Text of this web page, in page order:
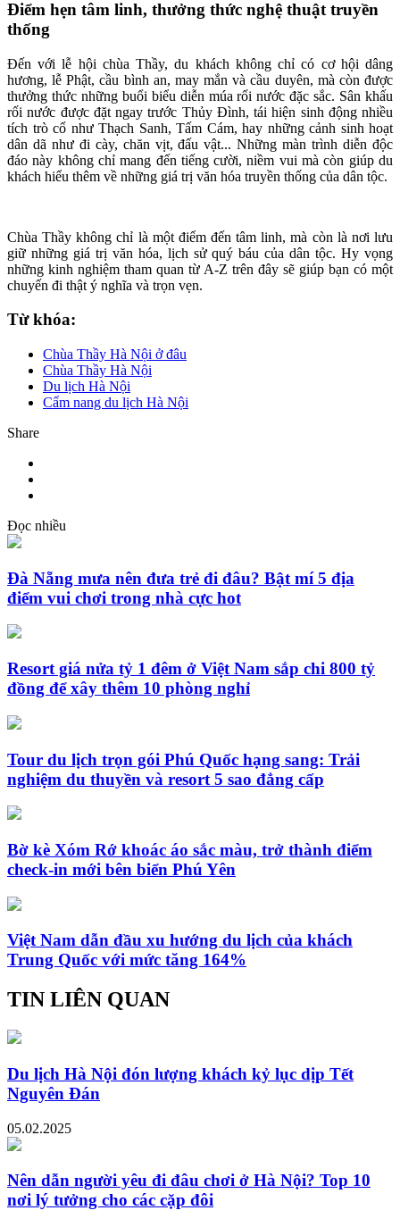
Điểm hẹn tâm linh, thưởng thức nghệ thuật truyền
thống
Đến với lễ hội chùa Thầy, du khách không chỉ có cơ hội dâng
hương, lễ Phật, cầu bình an, may mắn và cầu duyên, mà còn được
thưởng thức những buổi biểu diễn múa rối nước đặc sắc. Sân khấu
rối nước được đặt ngay trước Thủy Đình, tái hiện sinh động nhiều
tích trò cổ như Thạch Sanh, Tấm Cám, hay những cảnh sinh hoạt
dân dã như đi cày, chăn vịt, đấu vật... Những màn trình diễn độc
đáo này không chỉ mang đến tiếng cười, niềm vui mà còn giúp du
khách hiểu thêm về những giá trị văn hóa truyền thống của dân tộc.
Chùa Thầy không chỉ là một điểm đến tâm linh, mà còn là nơi lưu
giữ những giá trị văn hóa, lịch sử quý báu của dân tộc. Hy vọng
những kinh nghiệm tham quan từ A-Z trên đây sẽ giúp bạn có một
chuyến đi thật ý nghĩa và trọn vẹn.
Từ khóa:
Chùa Thầy Hà Nội ở đâu
Chùa Thầy Hà Nội
Du lịch Hà Nội
Cẩm nang du lịch Hà Nội
Share
Đọc nhiều
Đà Nẵng mưa nên đưa trẻ đi đâu? Bật mí 5 địa
điểm vui chơi trong nhà cực hot
Resort giá nửa tỷ 1 đêm ở Việt Nam sắp chi 800 tỷ
đồng để xây thêm 10 phòng nghỉ
Tour du lịch trọn gói Phú Quốc hạng sang: Trải
nghiệm du thuyền và resort 5 sao đẳng cấp
Bờ kè Xóm Rớ khoác áo sắc màu, trở thành điểm
check-in mới bên biển Phú Yên
Việt Nam dẫn đầu xu hướng du lịch của khách
Trung Quốc với mức tăng 164%
TIN LIÊN QUAN
Du lịch Hà Nội đón lượng khách kỷ lục dịp Tết
Nguyên Đán
05.02.2025
Nên dẫn người yêu đi đâu chơi ở Hà Nội? Top 10
nơi lý tưởng cho các cặp đôi